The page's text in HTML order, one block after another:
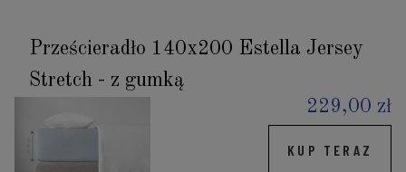
Prześcieradło 140x200 Estella Jersey
Stretch - z gumką
229,00 zł
KUP TERAZ